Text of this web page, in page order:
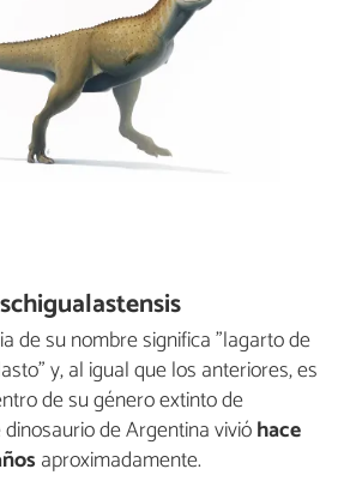
de su nombre significa "lagarto de
y, al igual que los anteriores, es
de su género extinto de
dinosaurio de Argentina vivióhace
aproximadamente.